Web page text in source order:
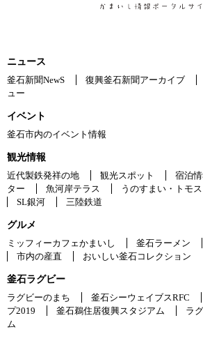
ニュース
釜石新聞NewS
復興釜石新聞アーカイブ
ュー
イベント
釜石市内のイベント情報
観光情報
近代製鉄発祥の地
観光スポット 宿泊
ター
魚河岸テラス うのすまい・トモス
SL銀河
三陸鉄道
グルメ
ミッフィーカフェかまいし
釜石ラーメン
市内の産直
おいしい釜石コレクション
釜石ラグビー
ラグビーのまち
釜石シーウェイブスRFC
プ2019
釜石鵜住居復興スタジアム
ラ
ム